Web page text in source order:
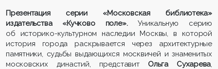
Презентация серии «Московская библиотека»
издательства «Кучковополе».Уникальную серию
об историко-культурном наследии Москвы, в которой
история города раскрывается через архитектурные
памятники, судьбы выдающихся москвичей и знаменитых
московских династий, представит Ольга Сухарева